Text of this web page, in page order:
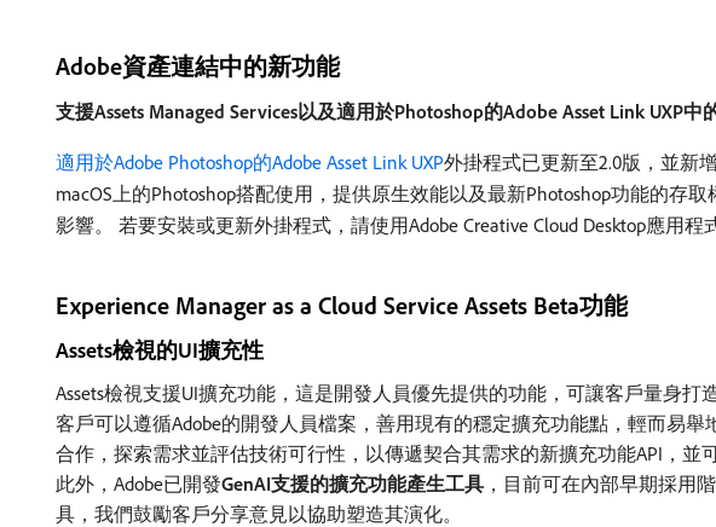
Adobe資產連結中的新功能
支援Assets Managed Services以及適用於Photoshop的Adobe Asset Link UXP中
適用於Adobe Photoshop的Adobe Asset Link UXP外掛程式已更新至2.0版，並新
macOS上的Photoshop搭配使用，提供原生效能以及最新Photoshop功能的存
影響。 若要安裝或更新外掛程式，請使用Adobe Creative Cloud Desktop應用
Experience Manager as a Cloud Service Assets Beta功能
Assets檢視的UI擴充性
Assets檢視支援UI擴充功能，這是開發人員優先提供的功能，可讓客戶量身打
客戶可以遵循Adobe的開發人員檔案，善用現有的穩定擴充功能點，輕而易
合作，探索需求並評估技術可行性，以傳遞契合其需求的新擴充功能API，並
此外，Adobe已開發​GenAI支援的擴充功能產生工具 ，目前可在內部早期採用
具，我們鼓勵客戶分享意見以協助塑造其演化。